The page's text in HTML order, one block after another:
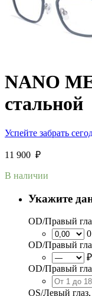
NANO
стальной
Успейте забрать
11 900 ₽
В наличии
Укажите
OD/Правый
OD/Правый
₽
OD/Правый
OS/Левый глаз,